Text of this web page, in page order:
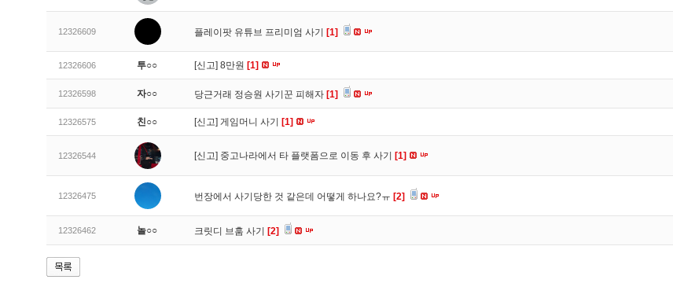
12326609 플레이팟 유튜브 프리미엄 사기 [1]
12326606 투○○ [신고] 8만원 [1]
12326598 자○○ 당근거래 정승원 사기꾼 피해자 [1]
12326575 친○○ [신고] 게임머니 사기 [1]
12326544 [신고] 중고나라에서 타 플랫폼으로 이동 후 사기 [1]
12326475 번장에서 사기당한 것 같은데 어떻게 하나요?ㅠ [2]
12326462 놀○○ 크릿디 브훔 사기 [2]